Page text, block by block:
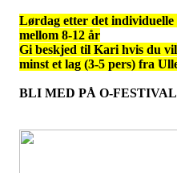
Lørdag etter det
mellom 8-12 år
Gi beskjed til Kari hvis du
minst et lag (3-5 pers) fra
BLI MED PÅ O-